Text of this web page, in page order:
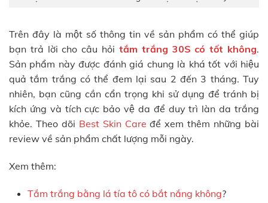
Trên đây là một số thông tin về sản phẩm có thể giúp
bạn trả lời cho câu hỏi tắm trắng 30S có tốt không.
Sản phẩm này được đánh giá chung là khá tốt với hiệu
quả tắm trắng có thể đem lại sau 2 đến 3 tháng. Tuy
nhiên, bạn cũng cần cẩn trọng khi sử dụng để tránh bị
kích ứng và tích cực bảo vệ da để duy trì làn da trắng
khỏe. Theo dõi Best Skin Care để xem thêm những bài
review về sản phẩm chất lượng mỗi ngày.
Xem thêm:
Tắm trắng bằng lá tía tô có bắt nắng không?